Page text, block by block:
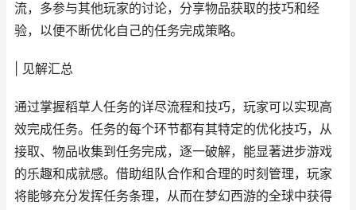
流，多参与其他玩家的讨论，分享物品获取的技巧和经
验，以便不断优化自己的任务完成策略。
| 见解汇总
通过掌握稻草人任务的详尽流程和技巧，玩家可以实现高
效完成任务。任务的每个环节都有其特定的优化技巧，从
接取、物品收集到任务完成，逐一破解，能显著进步游戏
的乐趣和成就感。借助组队合作和合理的时刻管理，玩家
将能够充分发挥任务条理，从而在梦幻西游的全球中获得